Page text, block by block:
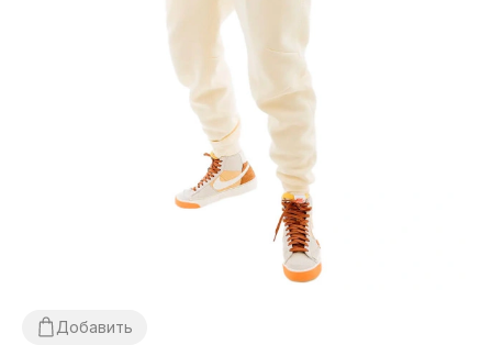
Добавить